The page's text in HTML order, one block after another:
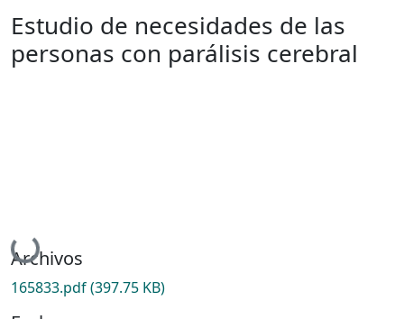
Estudio de necesidades de las
personas con parálisis cerebral
Cargando...
Archivos
165833.pdf(397.75 KB)